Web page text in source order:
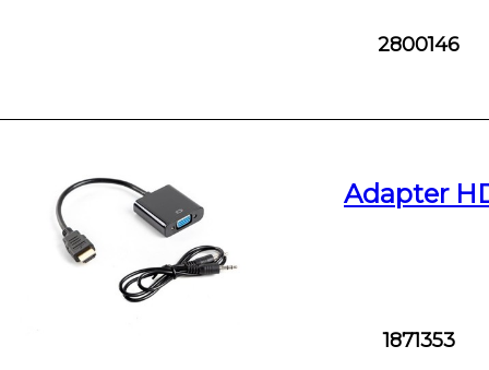
2800146
Adapter
1871353